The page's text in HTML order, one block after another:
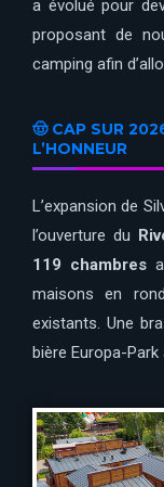
a évolué pour
proposant de
camping afin
🤠 CAP SUR
L’HONNEUR
L’expansion de
l’ouverture du
119 chambres
maisons en
existants. Une
bière Europa-